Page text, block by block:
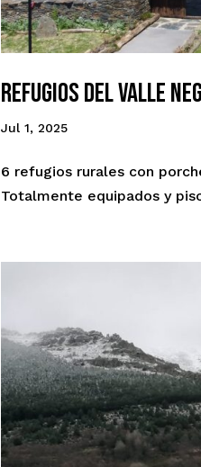
Refugios del Valle
Jul 1, 2025
6 refugios rurales con
Totalmente equipados y